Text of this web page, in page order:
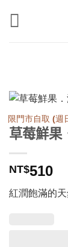
限門市自取 (週
草莓鮮果
NT$510
紅潤飽滿的